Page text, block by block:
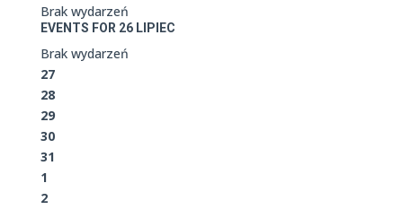
Brak wydarzeń
EVENTS FOR 26LIPIEC
Brak wydarzeń
27
28
29
30
31
1
2